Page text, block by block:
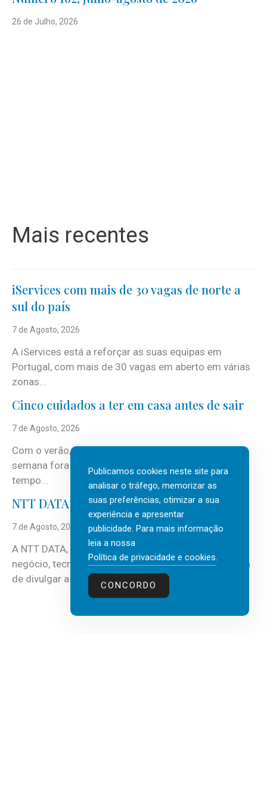
26 de Julho, 2026
Mais recentes
iServices com mais de 30 vagas de norte a
sul do país
7 de Agosto, 2026
A iServices está a reforçar as suas equipas em
Portugal, com mais de 30 vagas em aberto em várias
zonas...
Cinco cuidados a ter em casa antes de sair
7 de Agosto, 2026
Com o verão, chegam também as férias, os fins-de-
semana fora e os dias em que a casa fica mais
tempo...
NTT DATA Insurtech Global Outlook 2026
7 de Agosto, 2026
A NTT DATA, consultora global em serviços de
negócio, tecnologia e inteligência artificial (IA), acaba
de divulgar a mais recente...
Publicamos cookies neste site para
analisar o tráfego, memorizar as
suas preferências, otimizar a sua
experiência e apresentar
publicidade. Para mais informação
leia a nossa
Política de privacidade e cookies.
CONCORDO